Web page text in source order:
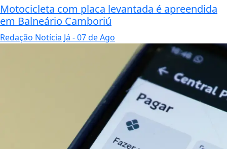
Motocicleta com placa levantada é apreendida
em Balneário Camboriú
Redação Notícia Já - 07 de Ago